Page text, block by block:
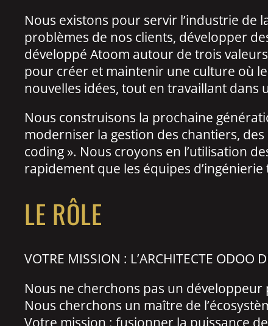
Nous existons pour servir l’industrie
problèmes de nos clients, développer
développé Atoom autour de trois
pour créer et maintenir une culture où
nouvelles idées, tout en travaillant
Nous construisons la prochaine
moderniser la gestion des chantiers,
coding ». Nous croyons en l’utilisation
rapidement que les équipes
LE RÔLE
VOTRE MISSION : L’ARCHITECTE ODOO
Nous ne cherchons pas un
Nous cherchons un maître de
Votre mission : fusionner la puissance